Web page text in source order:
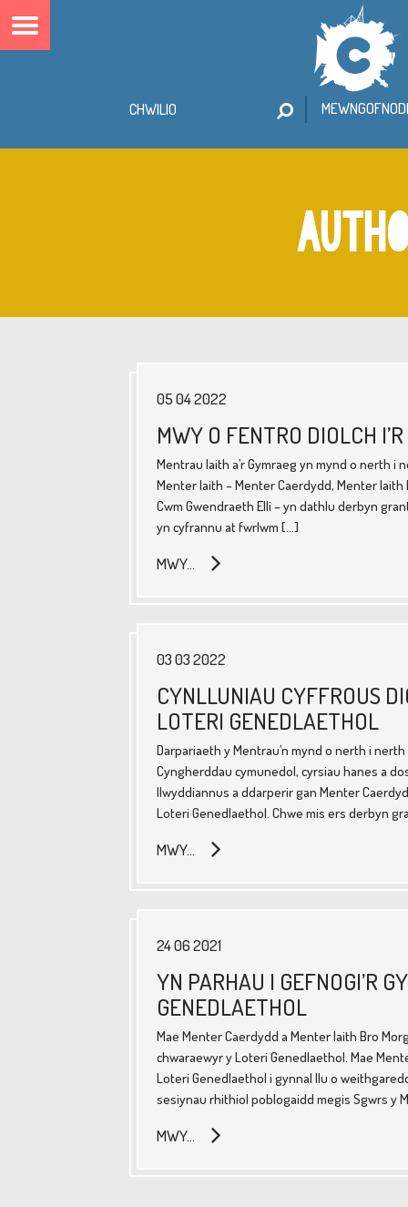
05 04 2022
MWY O FENTRO DIOLCH
Mentrau Iaith a’r Gymraeg yn mynd o nerth
Menter Iaith – Menter Caerdydd, Menter
Cwm Gwendraeth Elli – yn dathlu derbyn
yn cyfrannu at fwrlwm […]
MWY…
03 03 2022
CYNLLUNIAU CYFFROUS
LOTERI GENEDLAETHOL
Darpariaeth y Mentrau’n mynd o nerth i
Cyngherddau cymunedol, cyrsiau hanes a
llwyddiannus a ddarperir gan Menter
Loteri Genedlaethol. Chwe mis ers derbyn
MWY…
24 06 2021
YN PARHAU I GEFNOGI’R
GENEDLAETHOL
Mae Menter Caerdydd a Menter Iaith Bro
chwaraewyr y Loteri Genedlaethol. Mae
Loteri Genedlaethol i gynnal llu o
sesiynau rhithiol poblogaidd megis Sgwrs y
MWY…